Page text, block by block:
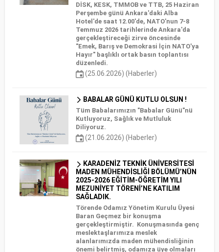
DİSK, KESK, TMMOB ve TTB, 25 Haziran
Perşembe günü Ankara'daki Alba
Hotel'de saat 12.00'de, NATO'nun 7-8
Temmuz 2026 tarihlerinde Ankara'da
gerçekleştireceği zirve öncesinde
"Emek, Barış ve Demokrasi İçin NATO'ya
Hayır" başlıklı ortak basın toplantısı
düzenledi.
(25.06.2026) (Haberler)
BABALAR GÜNÜ KUTLU OLSUN !
Tüm Babalarımızın "Babalar Günü"nü
Kutluyoruz, Sağlık ve Mutluluk
Diliyoruz.
(21.06.2026) (Haberler)
KARADENİZ TEKNİK ÜNİVERSİTESİ
MADEN MÜHENDİSLİĞİ BÖLÜMÜ’NÜN
2025-2026 EĞİTİM-ÖĞRETİM YILI
MEZUNİYET TÖRENİ’NE KATILIM
SAĞLADIK.
Törende Odamız Yönetim Kurulu Üyesi
Baran Geçmez bir konuşma
gerçekleştirmiştir. Konuşmasında genç
meslektaşlarımıza meslek
alanlarımızda maden mühendisliğinin
önemi belirtmiş, odamıza üye olmaları